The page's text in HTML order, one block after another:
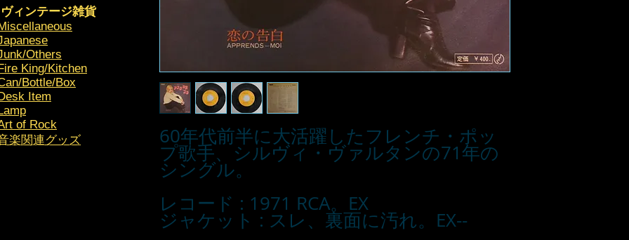
60年代前半に大活躍したフレンチ・ポッ
プ歌手、シルヴィ・ヴァルタンの71年の
シングル。
レコード : 1971 RCA。EX
ジャケット : スレ、裏面に汚れ。EX--
ヴィンテージ雑貨
Others
King/Kitchen
Bottle/Box
Item
of Rock
楽関連グッズ